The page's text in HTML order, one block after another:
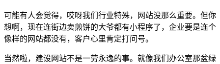
可能有人会觉得，哎呀我们行业特殊，网站没那么重要。但你
想啊，现在连街边卖煎饼的大爷都有小程序了，企业要是连个
像样的网站都没有，客户心里肯定打问号。
当然啦，建设网站不是一劳永逸的事。就像我们办公室那盆绿